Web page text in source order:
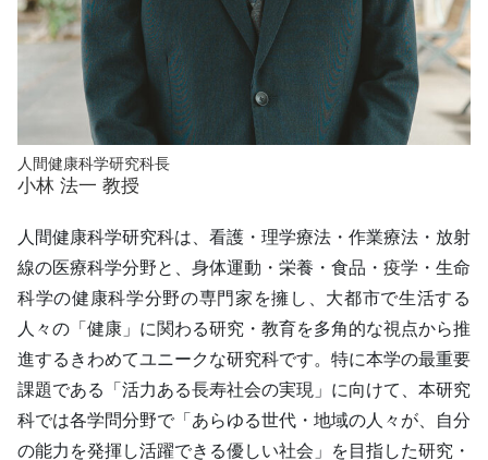
人間健康科学研究科長
小林 法一 教授
人間健康科学研究科は、看護・理学療法・作業療法・放射
線の医療科学分野と、身体運動・栄養・食品・疫学・生命
科学の健康科学分野の専門家を擁し、大都市で生活する
人々の「健康」に関わる研究・教育を多角的な視点から推
進するきわめてユニークな研究科です。特に本学の最重要
課題である「活力ある長寿社会の実現」に向けて、本研究
科では各学問分野で「あらゆる世代・地域の人々が、自分
の能力を発揮し活躍できる優しい社会」を目指した研究・